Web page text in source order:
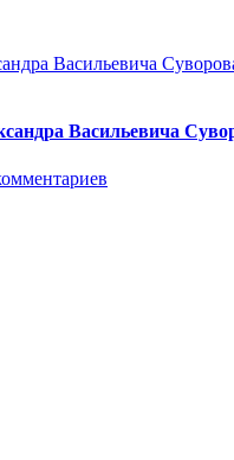
Васильевича
Васильевича